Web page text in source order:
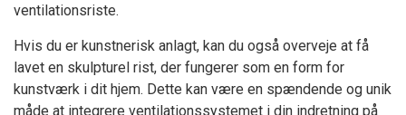
ventilationsriste.
Hvis du er kunstnerisk anlagt, kan du også overveje at få
lavet en skulpturel rist, der fungerer som en form for
kunstværk i dit hjem. Dette kan være en spændende og unik
måde at integrere ventilationssystemet i din indretning på